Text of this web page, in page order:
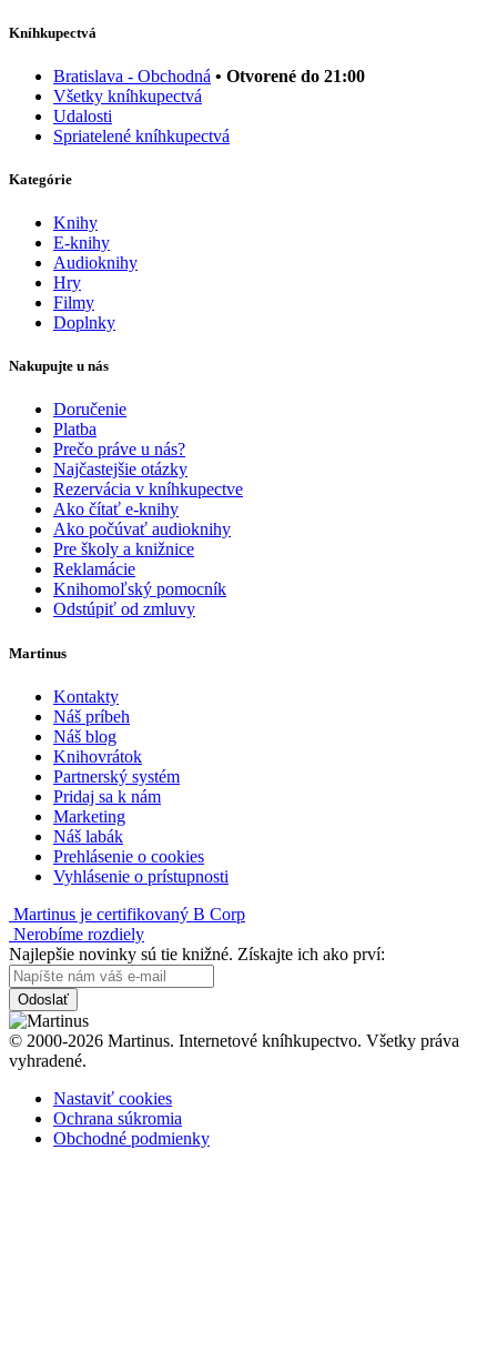
Kníhkupectvá
Bratislava - Obchodná • Otvorené do 21:00
Všetky kníhkupectvá
Udalosti
Spriatelené kníhkupectvá
Kategórie
Knihy
E-knihy
Audioknihy
Hry
Filmy
Doplnky
Nakupujte u nás
Doručenie
Platba
Prečo práve u nás?
Najčastejšie otázky
Rezervácia v kníhkupectve
Ako čítať e-knihy
Ako počúvať audioknihy
Pre školy a knižnice
Reklamácie
Knihomoľský pomocník
Odstúpiť od zmluvy
Martinus
Kontakty
Náš príbeh
Náš blog
Knihovrátok
Partnerský systém
Pridaj sa k nám
Marketing
Náš labák
Prehlásenie o cookies
Vyhlásenie o prístupnosti
Martinus je certifikovaný B Corp
Nerobíme rozdiely
Najlepšie novinky sú tie knižné. Získajte ich ako prví:
Odoslať
© 2000-2026 Martinus. Internetové kníhkupectvo. Všetky práva
vyhradené.
Nastaviť cookies
Ochrana súkromia
Obchodné podmienky